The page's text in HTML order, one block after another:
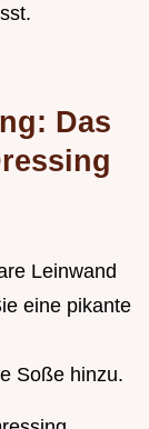
Das
Leinwand
eine pikante
Soße hinzu.